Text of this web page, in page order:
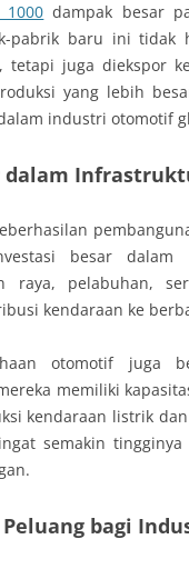
dampak besar
pabrik baru ini tidak
tetapi juga diekspor
yang lebih
industri otomotif
dalam
besar
raya, pelabuhan,
kendaraan ke
otomotif juga
memiliki
kendaraan listrik
semakin
bagi